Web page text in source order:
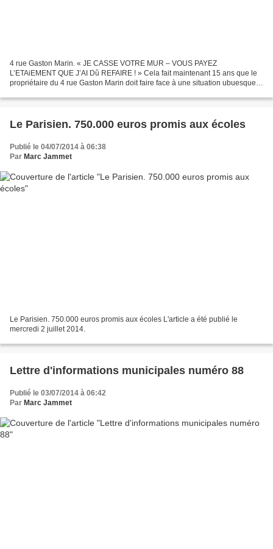
4 rue Gaston Marin. « JE CASSE VOTRE MUR – VOUS PAYEZ
L’ETAiEMENT QUE J’AI Dû REFAIRE ! » Cela fait maintenant 15 ans que le
propriétaire du 4 rue Gaston Marin doit faire face à une situation ubuesque :
Le Parisien. 750.000 euros promis aux écoles
Publié le 04/07/2014 à 06:38
Par Marc Jammet
Le Parisien. 750.000 euros promis aux écoles L'article a été publié le
mercredi 2 juillet 2014.
Lettre d'informations municipales numéro 88
Publié le 03/07/2014 à 06:42
Par Marc Jammet